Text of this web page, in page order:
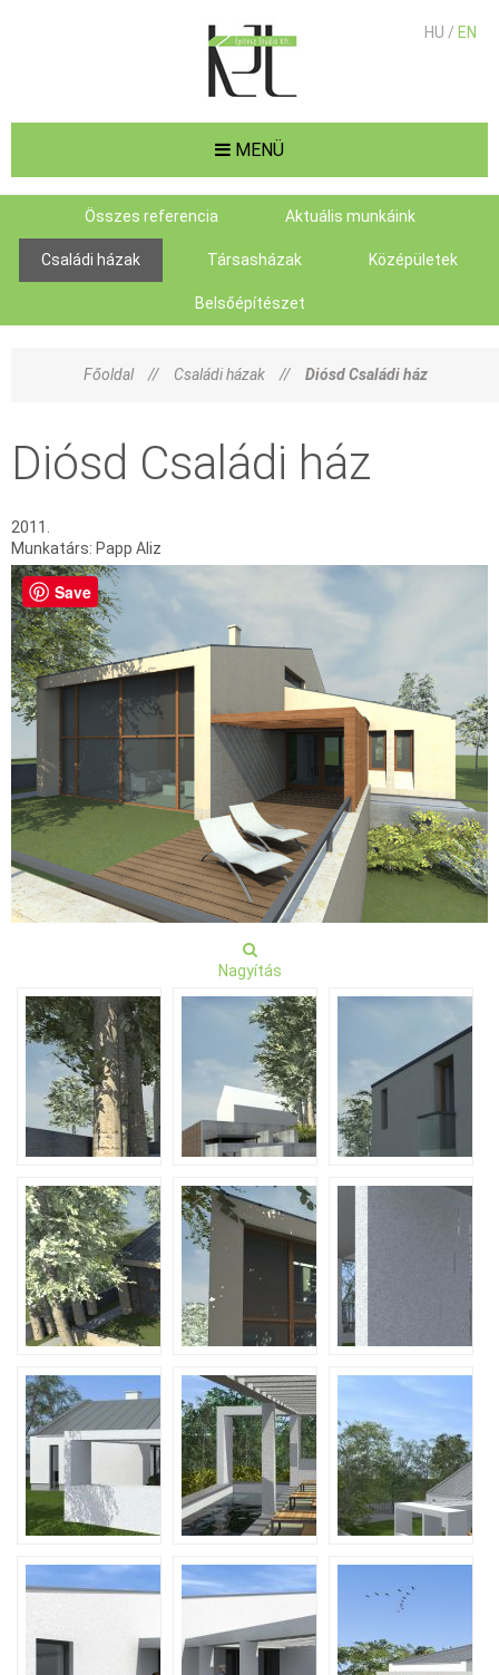
MENÜ
HU / EN
Összes referencia Aktuális munkáink
Családi házak Társasházak Középületek
Belsőépítészet
Főoldal // Családi házak // Diósd Családi ház
Diósd Családi ház
2011.
Munkatárs: Papp Aliz
Save
Nagyítás